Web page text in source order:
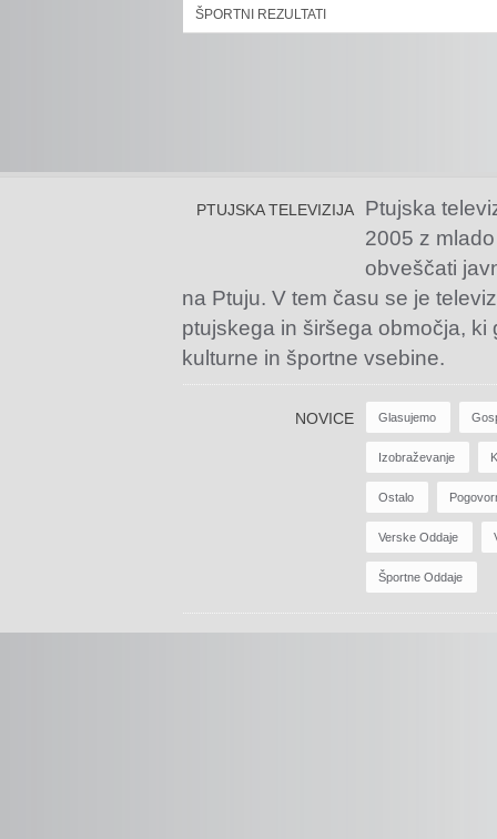
ŠPORTNI REZULTATI
PTUJSKA TELEVIZIJA
Ptujska
2005 z
obveščati
na Ptuju. V tem času se je
ptujskega in širšega območja,
kulturne in športne vsebine.
NOVICE Glasujemo
Izobraževanje
Ostalo
Verske Oddaje
Športne Oddaje